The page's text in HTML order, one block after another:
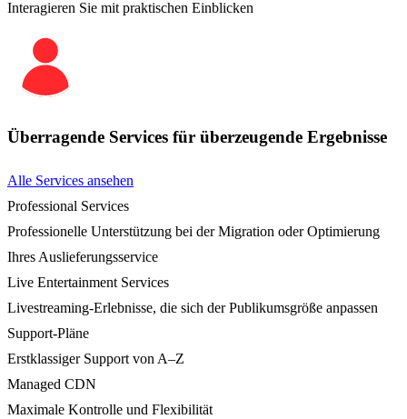
Interagieren Sie mit praktischen Einblicken
Überragende Services für überzeugende Ergebnisse
Alle Services ansehen
Professional Services
Professionelle Unterstützung bei der Migration oder Optimierung
Ihres Auslieferungsservice
Live Entertainment Services
Livestreaming-Erlebnisse, die sich der Publikumsgröße anpassen
Support-Pläne
Erstklassiger Support von A–Z
Managed CDN
Maximale Kontrolle und Flexibilität